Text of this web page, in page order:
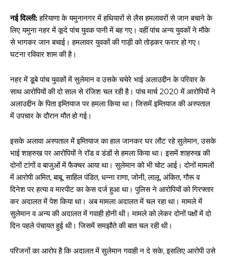
नई दिल्ली:हरियाणा के यमुनानगर में हथियारों से लैस हमलावरों से जान बचाने के
लिए यमुना नहर में कूदे पांच युवक पानी में बह गए। वहीं पांच अन्य युवकों ने मौके
से भागकर जान बचाई। हमलावर युवकों की गाड़ी को तोड़कर फरार हो गए।
घटना रविवार शाम की है।
नहर में डूबे पांच युवकों में सुलेमान व उसके चचेरे भाई अलाउद्दीन के परिवार के
साथ आरोपियों की दो साल से रंजिश चल रही है। पांच मार्च 2020 में आरोपियों ने
अलाउद्दीन के पिता इम्तियाज पर हमला किया था। जिसमें इम्तियाज की अस्पताल
में उपचार के दौरान मौत हो गई।
इसके अलावा अस्पताल में इम्तियाज का हाल जानकर घर लौट रहे सुलेमान, उसके
भाई शाहरुख पर आरोपियों ने रॉड व डंडों से हमला किया था। इसमें शाहरुख की
दोनों टांगों व बाजुओं में फैक्चर आया था। सुलेमान को भी चोट आई। दोनों मामलों
में आरोपी अमित, बाबू, साहिल पंडित, धन्ना राणा, जोनी, लालू, अंकित, गौरू व
दिनेश पर हत्या व मारपीट का केस दर्ज हुआ था। पुलिस ने आरोपियों को गिरफ्तार
कर अदालत में पेश किया था। अब मामला अदालत में चल रहा था। मामले में
सुलेमान व अन्य की अदालत में गवाही होनी थी। मामले को लेकर दोनों पक्षों में दो
दिन पहले पंचायत हुई थी। जिसमें समझौते की बात चल रही थी।
परिजनों का आरोप है कि अदालत में सुलेमान गवाही न दे सके, इसलिए आरोपी उसे